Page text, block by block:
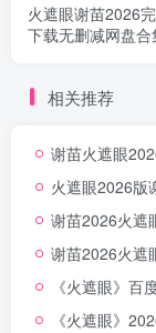
火遮眼谢苗2026
下载无删减网盘
相关推荐
谢苗火遮眼
火遮眼2026版
谢苗2026火遮
谢苗2026火遮
《火遮眼》百
《火遮眼》